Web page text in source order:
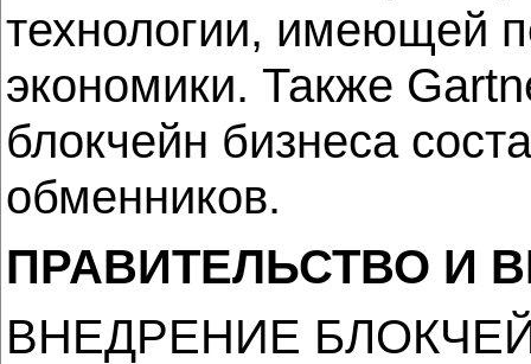
технологии, имеющей
экономики. Также
блокчейн бизнеса
обменников.
ПРАВИТЕЛЬСТВО И
ВНЕДРЕНИЕ